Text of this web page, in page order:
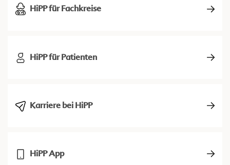
HiPP für Fachkreise
HiPP für Patienten
Karriere bei HiPP
HiPP App